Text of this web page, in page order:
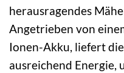
herausragendes
Angetrieben von
Ionen-Akku, liefert
ausreichend Energie,